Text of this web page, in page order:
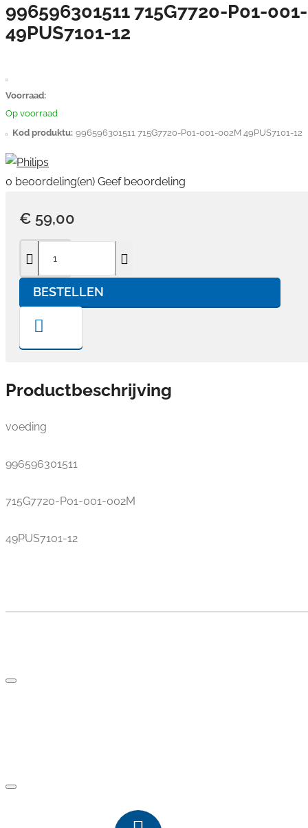
996596301511 715G7720-P01-
49PUS7101-12
Voorraad:
Op voorraad
Kod produktu: 996596301511 715G7720-P01-001-002M 49PUS7101-12
0 beoordeling(en) Geef beoordeling
€ 59,00
BESTELLEN
Productbeschrijving
voeding
996596301511
715G7720-P01-001-002M
49PUS7101-12